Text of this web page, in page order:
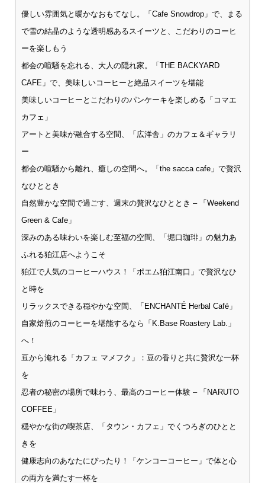
優しい雰囲気と暖かなおもてなし。「Cafe Snowdrop」で、まる
で雪の結晶のような透明感あるスイーツと、こだわりのコーヒ
ーを楽しもう
都会の喧騒を忘れる、大人の隠れ家。「THE BACKYARD
CAFE」で、美味しいコーヒーと絶品スイーツを堪能
美味しいコーヒーとこだわりのパンケーキを楽しめる「コマエ
カフェ」
アートと美味が融合する空間、「広洋舎」のカフェ＆ギャラリ
ー
都会の喧騒から離れ、癒しの空間へ。「the sacca cafe」で贅沢
なひととき
自然豊かな空間で過ごす、週末の贅沢なひととき – 「Weekend
Green & Cafe」
深みのある味わいを楽しむ至福の空間、「堀口珈琲」の魅力あ
ふれる狛江店へようこそ
狛江で人気のコーヒーハウス！「ポエム狛江南口」で贅沢なひ
と時を
リラックスできる穏やかな空間、「ENCHANTÉ Herbal Café」
自家焙煎のコーヒーを堪能するなら「K.Base Roastery Lab.」
へ！
豆から淹れる「カフェ マメフク」：豆の香りと共に贅沢な一杯
を
忍者の秘密の場所で味わう、最高のコーヒー体験 – 「NARUTO
COFFEE」
穏やかな街の喫茶店、「タウン・カフェ」でくつろぎのひとと
きを
健康志向のあなたにぴったり！「ケンコーコーヒー」で体と心
の両方を満たす一杯を